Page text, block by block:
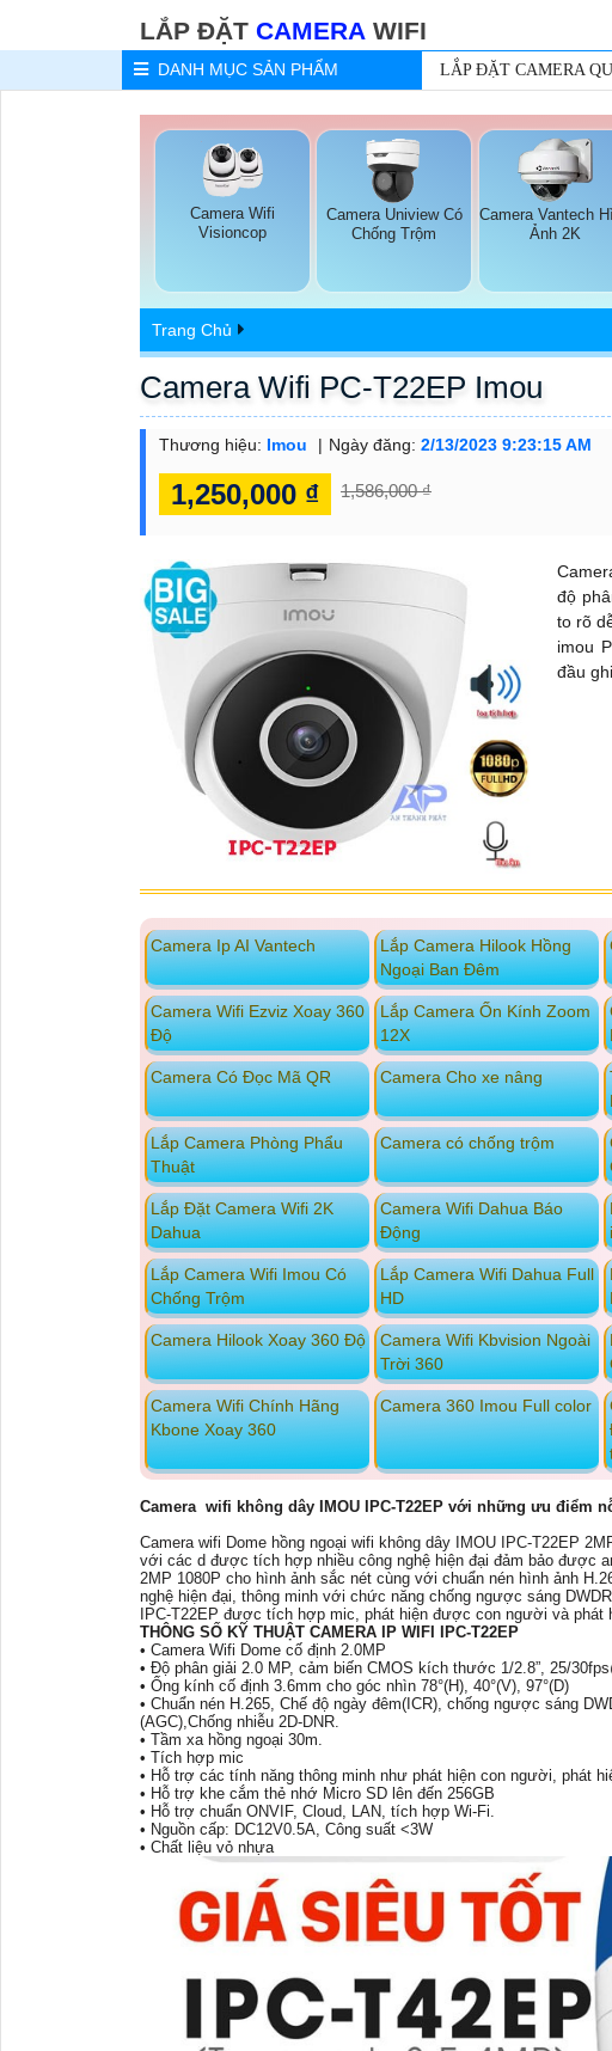
LẮP ĐẶT CAMERA WIFI
DANH MỤC SẢN PHẨM LẮP ĐẶT CAMERA
Camera Wifi
Visioncop
Camera Uniview Có
Chống Trộm
Camera Vantech
Ảnh 2K
Trang Chủ
Camera Wifi PC-T22EP Imou
Thương hiệu: Imou Ngày đăng: 2/13/2023 9:23:15 AM
1,250,000 ₫ 1,586,000 ₫
độ
to rõ
imou
đầu
Camera Ip AI Vantech
Lắp Camera Hilook Hồng
Ngoại Ban Đêm
Camera Wifi Ezviz Xoay 360
Độ
Lắp Camera Ốn Kính Zoom
12X
Camera Có Đọc Mã QR Camera Cho xe nâng
Lắp Camera Phòng Phẩu
Thuật
Camera có chống trộm
Lắp Đặt Camera Wifi 2K
Dahua
Camera Wifi Dahua Báo
Động
Lắp Camera Wifi Imou Có
Chống Trộm
Lắp Camera Wifi Dahua Full
HD
Camera Hilook Xoay 360 Độ
Camera Wifi Kbvision Ngoài
Trời 360
Camera Wifi Chính Hãng
Kbone Xoay 360
Camera 360 Imou Full color
Camera wifi không dây IMOU IPC-T22EP với những ưu điểm
Camera wifi Dome hồng ngoại wifi không dây IMOU IPC-T22EP
với các d được tích hợp nhiều công nghệ hiện đại đảm bảo được
2MP 1080P cho hình ảnh sắc nét cùng với chuẩn nén hình ảnh
nghệ hiện đại, thông minh với chức năng chống ngược sáng
IPC-T22EP được tích hợp mic, phát hiện được con người và phát
THÔNG SỐ KỸ THUẬT CAMERA IP WIFI IPC-T22EP
• Camera Wifi Dome cố định 2.0MP
• Độ phân giải 2.0 MP, cảm biến CMOS kích thước 1/2.8”, 25/
• Ống kính cố định 3.6mm cho góc nhìn 78°(H), 40°(V), 97°(D)
• Chuẩn nén H.265, Chế độ ngày đêm(ICR), chống ngược sáng
(AGC),Chống nhiễu 2D-DNR.
• Tầm xa hồng ngoại 30m.
• Tích hợp mic
• Hỗ trợ các tính năng thông minh như phát hiện con người, phát
• Hỗ trợ khe cắm thẻ nhớ Micro SD lên đến 256GB
• Hỗ trợ chuẩn ONVIF, Cloud, LAN, tích hợp Wi-Fi.
• Nguồn cấp: DC12V0.5A, Công suất <3W
• Chất liệu vỏ nhựa